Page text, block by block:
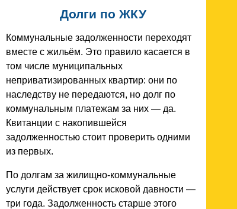
Долги по ЖКУ
Коммунальные задолженности переходят
вместе с жильём. Это правило касается в
том числе муниципальных
неприватизированных квартир: они по
наследству не передаются, но долг по
коммунальным платежам за них — да.
Квитанции с накопившейся
задолженностью стоит проверить одними
из первых.
По долгам за жилищно-коммунальные
услуги действует срок исковой давности —
три года. Задолженность старше этого